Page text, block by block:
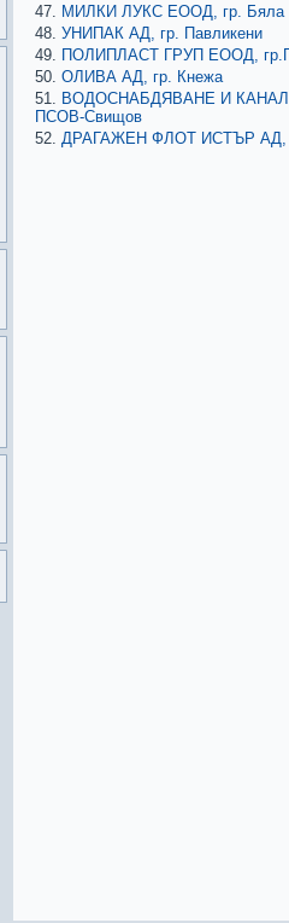
МИЛКИ ЛУКС ЕООД, гр. Бяла
УНИПАК АД, гр. Павликени
ПОЛИПЛАСТ ГРУП ЕООД,
ОЛИВА АД, гр. Кнежа
ВОДОСНАБДЯВАНЕ И
ПСОВ-Свищов
ДРАГАЖЕН ФЛОТ ИСТЪР АД,